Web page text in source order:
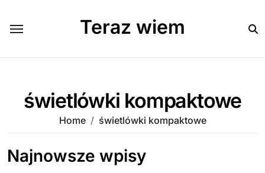
content
Teraz wiem
świetlówki kompaktowe
Home świetlówki kompaktowe
Najnowsze wpisy